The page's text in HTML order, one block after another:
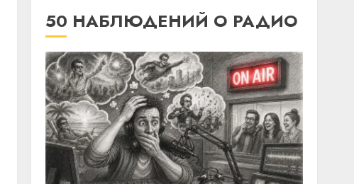
50 НАБЛЮДЕНИЙ О РАДИО